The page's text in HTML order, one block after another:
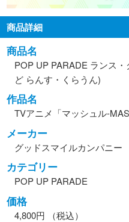
商品詳細
商品名
POP UP PARADE ランス
ど らんす・くらうん)
作品名
TVアニメ「マッシュル-
メーカー
グッドスマイルカンパニー
カテゴリー
POP UP PARADE
価格
4,800円 （税込）